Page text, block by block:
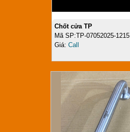
Chốt cửa TP
Mã SP:TP-07052025-1215
Giá:Call